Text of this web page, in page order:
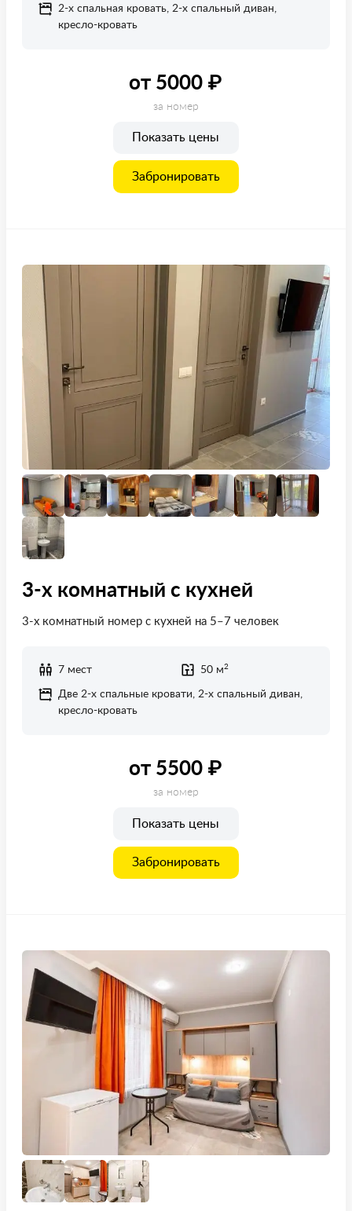
2-х спальная кровать, 2-х спальный диван,
кресло-кровать
от 5000 ₽
за номер
Показать цены
Забронировать
3-х комнатный с кухней
3-х комнатный номер с кухней на 5–7 человек
7 мест 50 м2
Две 2-х спальные кровати, 2-х спальный диван,
кресло-кровать
от 5500 ₽
за номер
Показать цены
Забронировать